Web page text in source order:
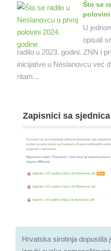
Što se
polovini
U
opisali
radilo u 2023. godini. ZNN i
inicijative u Neslanovcu već
ritam...
Zapisnici sa
Hrvatska sirotinja dopustila